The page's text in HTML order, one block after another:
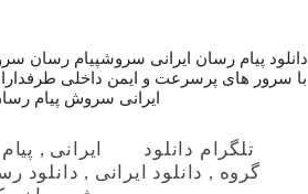
دانلود پیام رسان ایرانی سروشپیام رسان
با سرور های پرسرعت و ایمن داخلی طرفداران
ایرانی سروش پیام
تلگرام دانلود ایرانی , پیام
گروه , دانلود ایرانی , دانلود